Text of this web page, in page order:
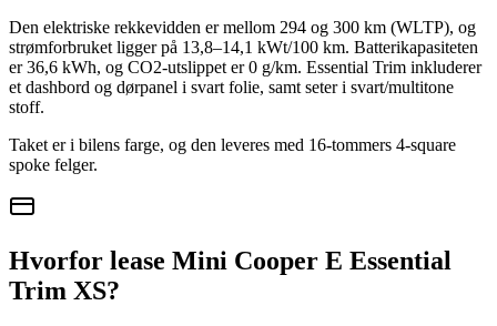
Den elektriske rekkevidden er mellom 294 og 300 km (WLTP), og
strømforbruket ligger på 13,8–14,1 kWt/100 km. Batterikapasiteten
er 36,6 kWh, og CO2-utslippet er 0 g/km. Essential Trim inkluderer
et dashbord og dørpanel i svart folie, samt seter i svart/multitone
stoff.
Taket er i bilens farge, og den leveres med 16-tommers 4-square
spoke felger.
Hvorfor lease Mini Cooper E Essential
Trim XS?